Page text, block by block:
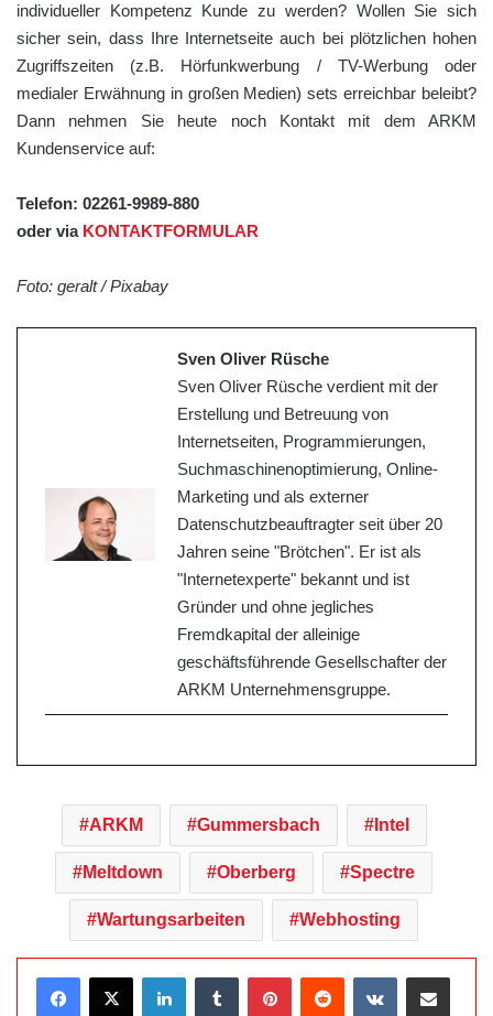
individueller Kompetenz Kunde zu werden? Wollen Sie sich
sicher sein, dass Ihre Internetseite auch bei plötzlichen hohen
Zugriffszeiten (z.B. Hörfunkwerbung / TV-Werbung oder
medialer Erwähnung in großen Medien) sets erreichbar beleibt?
Dann nehmen Sie heute noch Kontakt mit dem ARKM
Kundenservice auf:
Telefon: 02261-9989-880
oder via KONTAKTFORMULAR
Foto: geralt / Pixabay
Sven Oliver Rüsche
Sven Oliver Rüsche verdient mit der
Erstellung und Betreuung von
Internetseiten, Programmierungen,
Suchmaschinenoptimierung, Online-
Marketing und als externer
Datenschutzbeauftragter seit über 20
Jahren seine "Brötchen". Er ist als
"Internetexperte" bekannt und ist
Gründer und ohne jegliches
Fremdkapital der alleinige
geschäftsführende Gesellschafter der
ARKM Unternehmensgruppe.
ARKM Gummersbach Intel
Meltdown Oberberg Spectre
Wartungsarbeiten Webhosting